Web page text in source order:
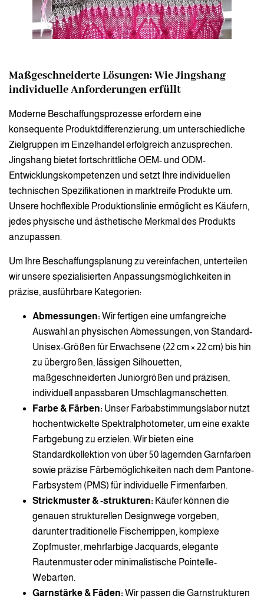
Maßgeschneiderte Lösungen: Wie Jingshang
individuelle Anforderungen erfüllt
Moderne Beschaffungsprozesse erfordern eine
konsequente Produktdifferenzierung, um unterschiedliche
Zielgruppen im Einzelhandel erfolgreich anzusprechen.
Jingshang bietet fortschrittliche OEM- und ODM-
Entwicklungskompetenzen und setzt Ihre individuellen
technischen Spezifikationen in marktreife Produkte um.
Unsere hochflexible Produktionslinie ermöglicht es Käufern,
jedes physische und ästhetische Merkmal des Produkts
anzupassen.
Um Ihre Beschaffungsplanung zu vereinfachen, unterteilen
wir unsere spezialisierten Anpassungsmöglichkeiten in
präzise, ausführbare Kategorien:
Abmessungen: Wir fertigen eine umfangreiche
Auswahl an physischen Abmessungen, von Standard-
Unisex-Größen für Erwachsene (22 cm × 22 cm) bis hin
zu übergroßen, lässigen Silhouetten,
maßgeschneiderten Juniorgrößen und präzisen,
individuell anpassbaren Umschlagmanschetten.
Farbe & Färben: Unser Farbabstimmungslabor nutzt
hochentwickelte Spektralphotometer, um eine exakte
Farbgebung zu erzielen. Wir bieten eine
Standardkollektion von über 50 lagernden Garnfarben
sowie präzise Färbemöglichkeiten nach dem Pantone-
Farbsystem (PMS) für individuelle Firmenfarben.
Strickmuster & -strukturen: Käufer können die
genauen strukturellen Designwege vorgeben,
darunter traditionelle Fischerrippen, komplexe
Zopfmuster, mehrfarbige Jacquards, elegante
Rautenmuster oder minimalistische Pointelle-
Webarten.
Garnstärke & Fäden: Wir passen die Garnstrukturen